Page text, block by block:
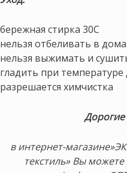
бережная стирка 30С
нельзя отбеливать в
нельзя выжимать и
гладить при температуре
разрешается химчистка
Дорогие
в интернет-
текстиль» Вы